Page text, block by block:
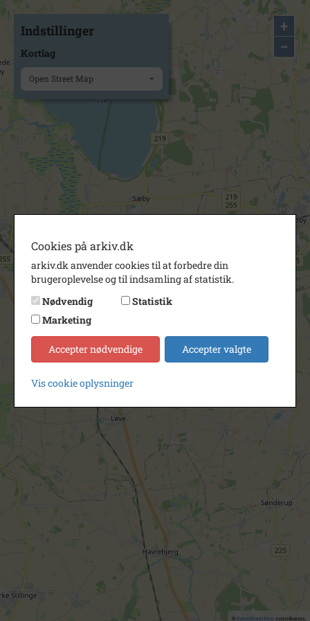
+
−
© OpenStreetMapcontributors.
Indstillinger
Kortlag
Open Street Map
Cookies på arkiv.dk
arkiv.dk anvender cookies til at forbedre din
brugeroplevelse og til indsamling af statistik.
Nødvendig
Statistik
Marketing
Accepter nødvendige Accepter valgte
Vis cookie oplysninger